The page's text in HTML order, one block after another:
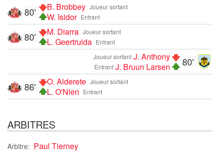
Joueur sortant
B. Brobbey
Entrant
W. Isidor
80'
Joueur sortant
M. Diarra
Entrant
L. Geertruida
80'
80'
Joueur sortant J. Anthony
Entrant J. Bruun Larsen
Joueur sortant
O. Alderete
Entrant
L. O'Nien
86'
ARBITRES
Arbitre: Paul Tierney